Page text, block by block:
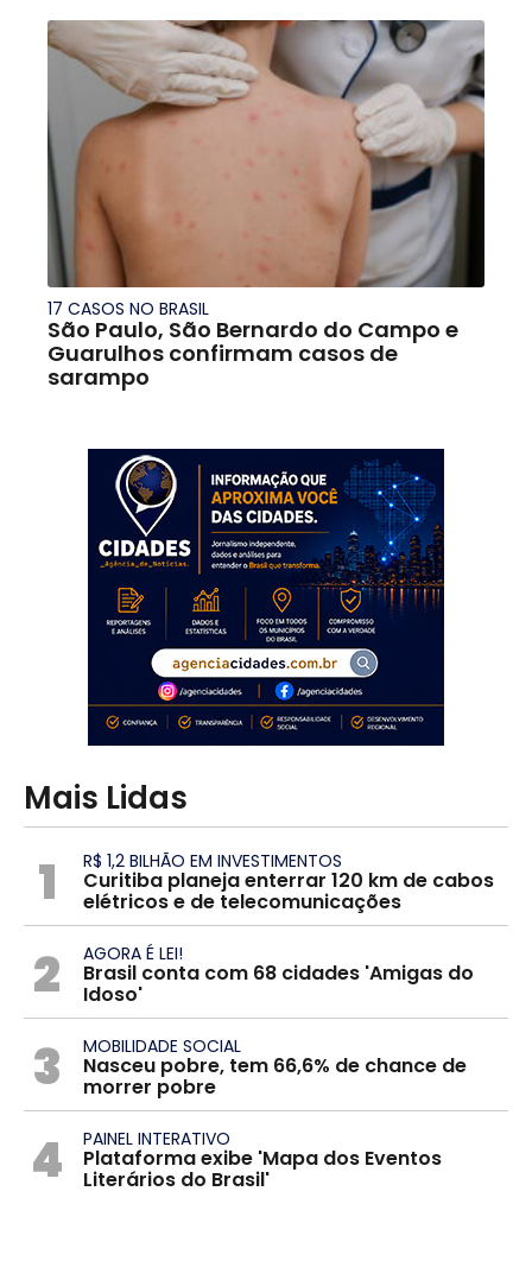
17 CASOS NO BRASIL
São Paulo, São Bernardo do Campo e
Guarulhos confirmam casos de
sarampo
Mais Lidas
1 R$ 1,2 BILHÃO EM INVESTIMENTOS
Curitiba planeja enterrar 120 km de cabos
elétricos e de telecomunicações
2 AGORA É LEI!
Brasil conta com 68 cidades 'Amigas do
Idoso'
3 MOBILIDADE SOCIAL
Nasceu pobre, tem 66,6% de chance de
morrer pobre
4 PAINEL INTERATIVO
Plataforma exibe 'Mapa dos Eventos
Literários do Brasil'